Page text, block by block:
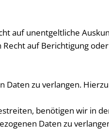
auf unentgeltliche
auf Berichtigung
zu verlangen.
benötigen wir in
Daten zu